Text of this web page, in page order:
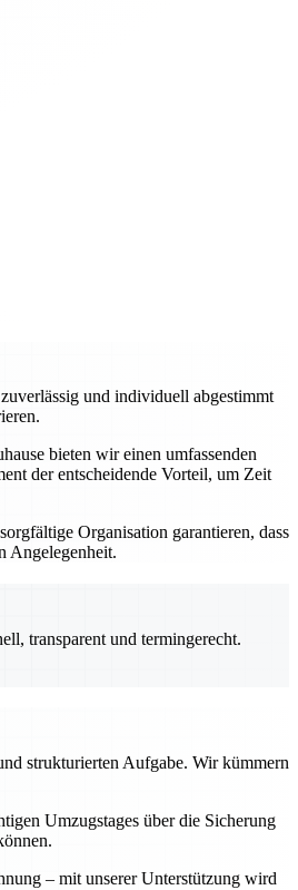
und individuell abgestimmt
bieten wir einen umfassenden
der entscheidende Vorteil, um Zeit
Organisation garantieren, dass
Angelegenheit.
transparent und termingerecht.
strukturierten Aufgabe. Wir kümmern
Umzugstages über die Sicherung
– mit unserer Unterstützung wird